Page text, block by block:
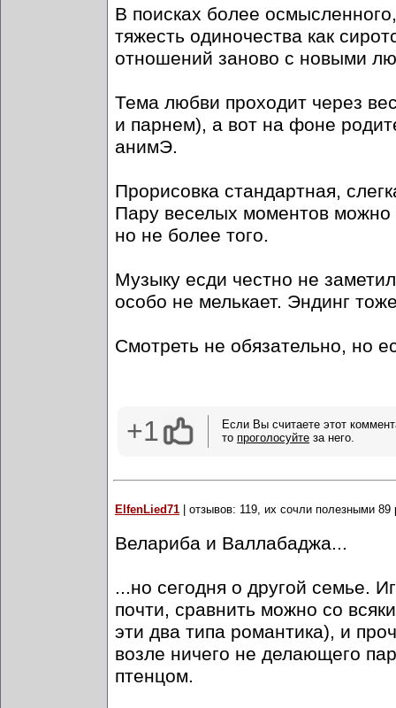
В поисках более
тяжесть одиночества как
отношений заново с новыми
Тема любви проходит через
и парнем), а вот на фоне
анимЭ.
Прорисовка стандартная,
Пару веселых моментов можно
но не более того.
Музыку есди честно не
особо не мелькает. Эндинг
Смотреть не обязательно, но
+1
Если Вы считаете этот
то проголосуйте за него.
ElfenLied71 | отзывов: 119, их сочли полезными 89
Велариба и Валлабаджа...
...но сегодня о другой семье.
почти, сравнить можно со
эти два типа романтика), и
возле ничего не делающего
птенцом.